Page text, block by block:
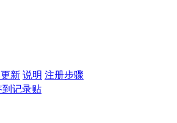
新 说明 注册步骤
到记录贴